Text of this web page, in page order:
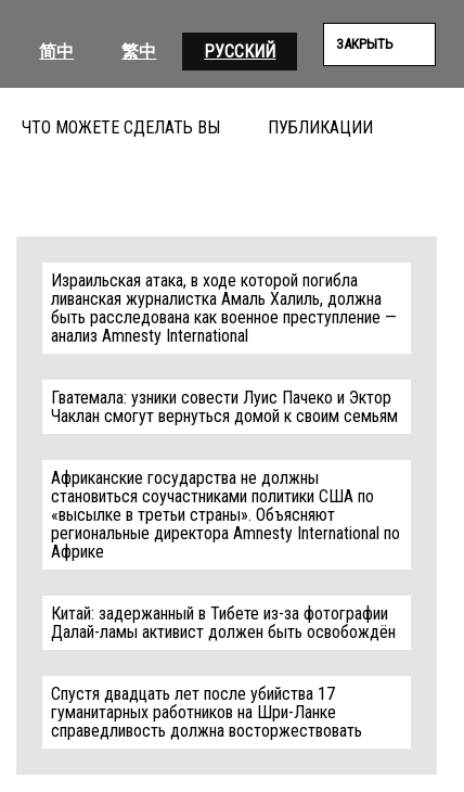
简中 繁中 РУССКИЙ ЗАКРЫТЬ
ЧТО МОЖЕТЕ СДЕЛАТЬ ВЫ ПУБЛИКАЦИИ
Израильская атака, в ходе которой погибла
ливанская журналистка Амаль Халиль, должна
быть расследована как военное преступление —
анализ Amnesty International
Гватемала: узники совести Луис Пачеко и Эктор
Чаклан смогут вернуться домой к своим семьям
Африканские государства не должны
становиться соучастниками политики США по
«высылке в третьи страны». Объясняют
региональные директора Amnesty International по
Африке
Китай: задержанный в Тибете из-за фотографии
Далай-ламы активист должен быть освобождён
Спустя двадцать лет после убийства 17
гуманитарных работников на Шри-Ланке
справедливость должна восторжествовать